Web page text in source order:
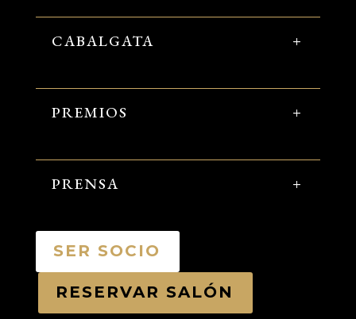
CABALGATA
PREMIOS
PRENSA
SER SOCIO
RESERVAR SALÓN